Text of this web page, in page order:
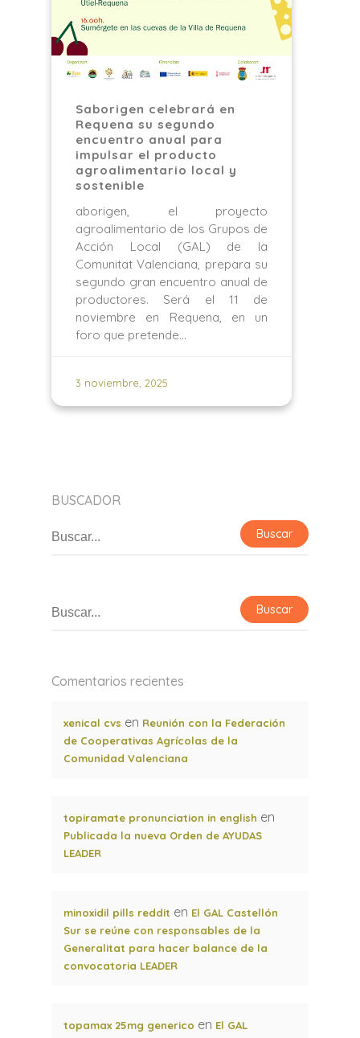
Saborigen celebrará en
Requena su segundo
encuentro anual para
impulsar el producto
agroalimentario local y
sostenible
aborigen, el proyecto
agroalimentario de los Grupos de
Acción Local (GAL) de la
Comunitat Valenciana, prepara su
segundo gran encuentro anual de
productores. Será el 11 de
noviembre en Requena, en un
foro que pretende…
3 noviembre, 2025
BUSCADOR
Comentarios recientes
xenical cvs en Reunión con la Federación
de Cooperativas Agrícolas de la
Comunidad Valenciana
topiramate pronunciation in english en
Publicada la nueva Orden de AYUDAS
LEADER
minoxidil pills reddit en El GAL Castellón
Sur se reúne con responsables de la
Generalitat para hacer balance de la
convocatoria LEADER
topamax 25mg generico en El GAL